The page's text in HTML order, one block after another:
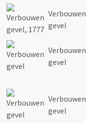
Verbouwen
gevel
Verbouwen
gevel
Verbouwen
gevel